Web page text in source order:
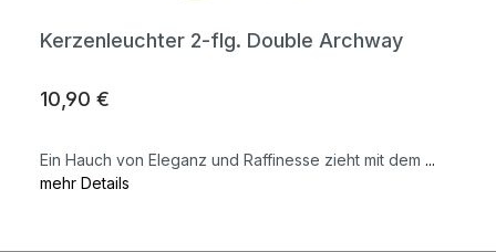
Kerzenleuchter 2-flg. Double Archway
10,90 €
Ein Hauch von Eleganz und Raffinesse zieht mit dem ...
mehr Details